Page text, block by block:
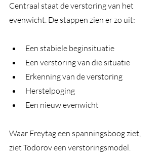
Centraal staat de verstoring van het
evenwicht. De stappen zien er zo uit:
Een stabiele beginsituatie
Een verstoring van die situatie
Erkenning van de verstoring
Herstelpoging
Een nieuw evenwicht
Waar Freytag een spanningsboog ziet,
ziet Todorov een verstoringsmodel.